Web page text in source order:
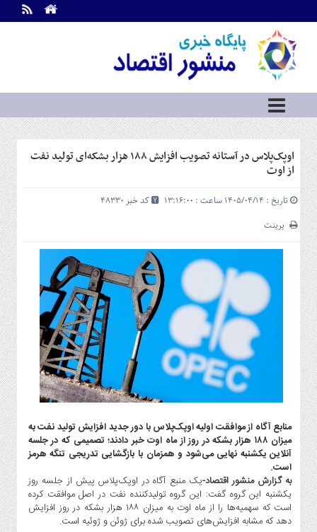
اطلاعات
تماس
ما
درباره
ما
سرویس
ها
خانه
سرمایه
و
بورس
و
شهری
گاز
و
پتروشیمی
و
خودرو
استارت
آپ
و
فن
آوری
بانک
،
اوپک‌پلاس در آستانه تصویب افزایش ۱۸۸ هزار بشکه‌ای تولید نفت
از اوت
تاریخ : ۱۴۰۵/۰۴/۱۴ ساعت : ۱۳:۱۶:۰۰
کد خبر 48330
پرینت
منابع آگاه از موافقت اولیه اوپک‌پلاس با دور جدید افزایش تولید نفت به
میزان ۱۸۸ هزار بشکه در روز از ماه اوت خبر دادند؛ تصمیمی که در جلسه
آنلاین یکشنبه نهایی می‌شود و همزمان با بازگشایی تدریجی تنگه هرمز
است.
به گزارش منشور اقتصاد-یک منبع آگاه در اوپک‌پلاس پیش از جلسه روز
یکشنبه این گروه گفت: این گروه تولیدکننده نفت در اصل موافقت کرده
است که سهمیه‌ها را از ماه اوت به میزان ۱۸۸ هزار بشکه در روز افزایش
دهد که مشابه افزایش‌های تصویب شده برای ژوئن و ژوئیه است.